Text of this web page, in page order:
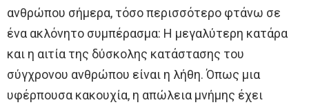
ανθρώπου σήμερα, τόσο περισσότερο φτάνω σε
ένα ακλόνητο συμπέρασμα: Η μεγαλύτερη κατάρα
και η αιτία της δύσκολης κατάστασης του
σύγχρονου ανθρώπου είναι η λήθη. Όπως μια
υφέρπουσα κακουχία, η απώλεια μνήμης έχει